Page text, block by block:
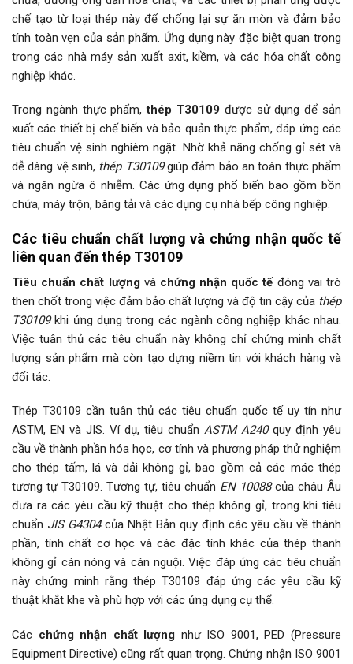
chế tạo từ loại thép này để chống lại sự ăn mòn và đảm bảo
tính toàn vẹn của sản phẩm. Ứng dụng này đặc biệt quan trọng
trong các nhà máy sản xuất axit, kiềm, và các hóa chất công
nghiệp khác.
Trong ngành thực phẩm,thép T30109 được sử dụng để sản
xuất các thiết bị chế biến và bảo quản thực phẩm, đáp ứng các
tiêu chuẩn vệ sinh nghiêm ngặt. Nhờ khả năng chống gỉ sét và
dễ dàng vệ sinh, thép T30109giúp đảm bảo an toàn thực phẩm
và ngăn ngừa ô nhiễm. Các ứng dụng phổ biến bao gồm bồn
chứa, máy trộn, băng tải và các dụng cụ nhà bếp công nghiệp.
Các tiêu chuẩn chất lượng và chứng nhận quốc tế
liên quan đến thép T30109
Tiêu chuẩn chất lượngvà chứng nhận quốc tếđóng vai trò
then chốt trong việc đảm bảo chất lượng và độ tin cậy của thép
T30109khi ứng dụng trong các ngành công nghiệp khác nhau.
Việc tuân thủ các tiêu chuẩn này không chỉ chứng minh chất
lượng sản phẩm mà còn tạo dựng niềm tin với khách hàng và
đối tác.
Thép T30109 cần tuân thủ các tiêu chuẩn quốc tế uy tín như
ASTM, EN và JIS. Ví dụ, tiêu chuẩn ASTM A240quy định yêu
cầu về thành phần hóa học, cơ tính và phương pháp thử nghiệm
cho thép tấm, lá và dải không gỉ, bao gồm cả các mác thép
tương tự T30109. Tương tự, tiêu chuẩn EN 10088của châu Âu
đưa ra các yêu cầu kỹ thuật cho thép không gỉ, trong khi tiêu
chuẩn JIS G4304của Nhật Bản quy định các yêu cầu về thành
phần, tính chất cơ học và các đặc tính khác của thép thanh
không gỉ cán nóng và cán nguội. Việc đáp ứng các tiêu chuẩn
này chứng minh rằng thép T30109 đáp ứng các yêu cầu kỹ
thuật khắt khe và phù hợp với các ứng dụng cụ thể.
Các chứng nhận chất lượng như ISO 9001, PED (Pressure
Equipment Directive) cũng rất quan trọng. Chứng nhận ISO 9001